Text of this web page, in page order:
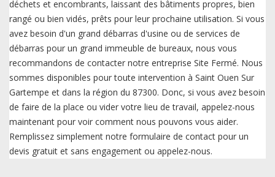
déchets et encombrants, laissant des bâtiments propres, bien
rangé ou bien vidés, prêts pour leur prochaine utilisation. Si vous
avez besoin d'un grand débarras d'usine ou de services de
débarras pour un grand immeuble de bureaux, nous vous
recommandons de contacter notre entreprise Site Fermé. Nous
sommes disponibles pour toute intervention à Saint Ouen Sur
Gartempe et dans la région du 87300. Donc, si vous avez besoin
de faire de la place ou vider votre lieu de travail, appelez-nous
maintenant pour voir comment nous pouvons vous aider.
Remplissez simplement notre formulaire de contact pour un
devis gratuit et sans engagement ou appelez-nous.